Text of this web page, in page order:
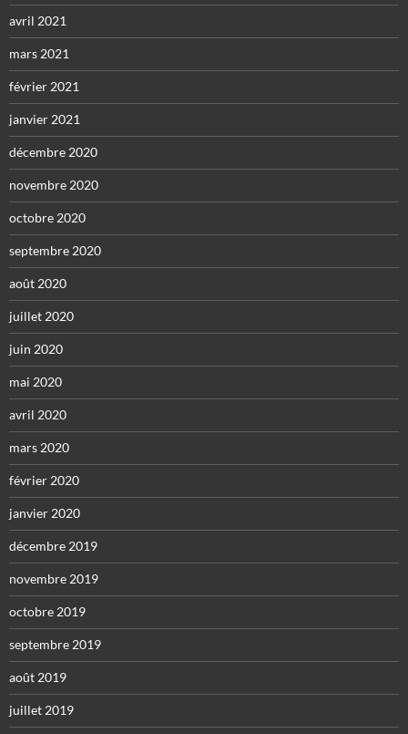
avril 2021
mars 2021
février 2021
janvier 2021
décembre 2020
novembre 2020
octobre 2020
septembre 2020
août 2020
juillet 2020
juin 2020
mai 2020
avril 2020
mars 2020
février 2020
janvier 2020
décembre 2019
novembre 2019
octobre 2019
septembre 2019
août 2019
juillet 2019